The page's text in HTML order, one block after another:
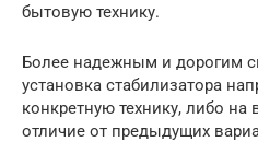
бытовую технику.
Более надежным и дорогим
установка стабилизатора
конкретную технику, либо на
отличие от предыдущих